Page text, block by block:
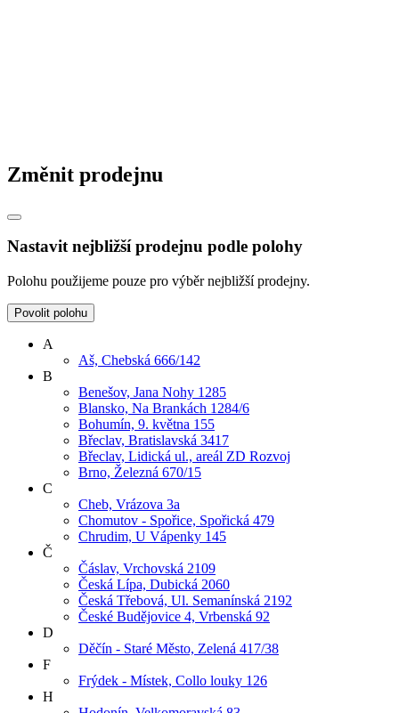
Změnit prodejnu
Nastavit nejbližší prodejnu podle polohy
Polohu použijeme pouze pro výběr nejbližší prodejny.
Povolit polohu
A
Aš, Chebská 666/142
B
Benešov, Jana Nohy 1285
Blansko, Na Brankách 1284/6
Bohumín, 9. května 155
Břeclav, Bratislavská 3417
Břeclav, Lidická ul., areál ZD Rozvoj
Brno, Železná 670/15
C
Cheb, Vrázova 3a
Chomutov - Spořice, Spořická 479
Chrudim, U Vápenky 145
Č
Čáslav, Vrchovská 2109
Česká Lípa, Dubická 2060
Česká Třebová, Ul. Semanínská 2192
České Budějovice 4, Vrbenská 92
D
Děčín - Staré Město, Zelená 417/38
F
Frýdek - Místek, Collo louky 126
H